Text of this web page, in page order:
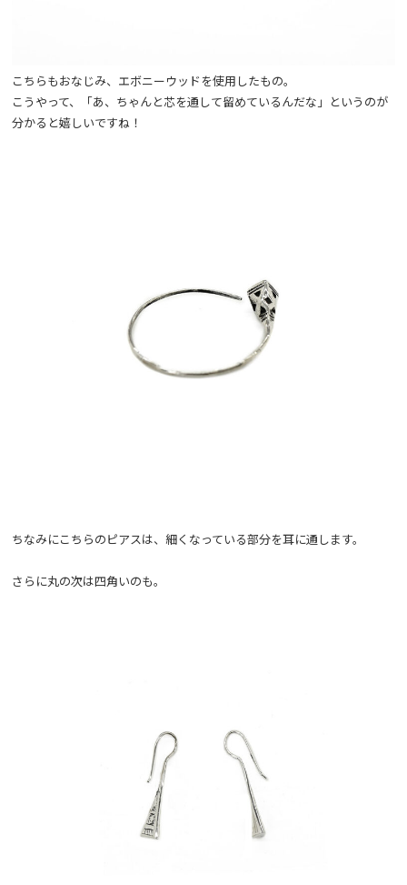
こちらもおなじみ、エボニーウッドを使用したもの。
こうやって、「あ、ちゃんと芯を通して留めているんだな」というのが
分かると嬉しいですね！
ちなみにこちらのピアスは、細くなっている部分を耳に通します。
さらに丸の次は四角いのも。